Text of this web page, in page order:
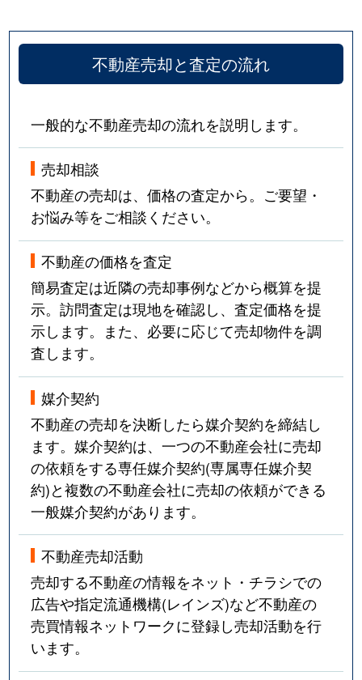
不動産売却と査定の流れ
一般的な不動産売却の流れを説明します。
売却相談
不動産の売却は、価格の査定から。ご要望・
お悩み等をご相談ください。
不動産の価格を査定
簡易査定は近隣の売却事例などから概算を提
示。訪問査定は現地を確認し、査定価格を提
示します。また、必要に応じて売却物件を調
査します。
媒介契約
不動産の売却を決断したら媒介契約を締結し
ます。媒介契約は、一つの不動産会社に売却
の依頼をする専任媒介契約(専属専任媒介契
約)と複数の不動産会社に売却の依頼ができる
一般媒介契約があります。
不動産売却活動
売却する不動産の情報をネット・チラシでの
広告や指定流通機構(レインズ)など不動産の
売買情報ネットワークに登録し売却活動を行
います。